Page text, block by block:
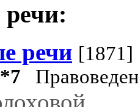
речи [1871]